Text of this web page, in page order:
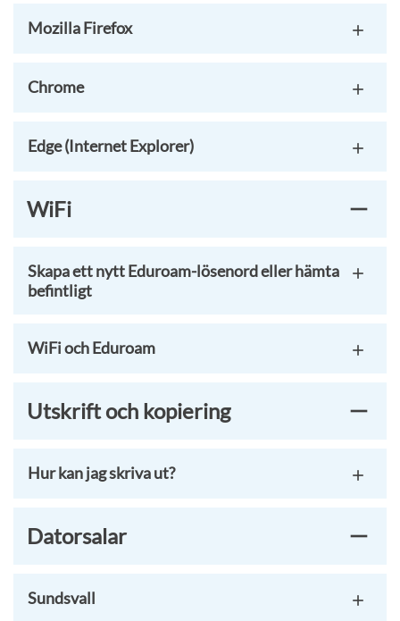
Mozilla Firefox
Chrome
Edge (Internet Explorer)
WiFi
Skapa ett nytt Eduroam-lösenord eller hämta
befintligt
WiFi och Eduroam
Utskrift och kopiering
Hur kan jag skriva ut?
Datorsalar
Sundsvall